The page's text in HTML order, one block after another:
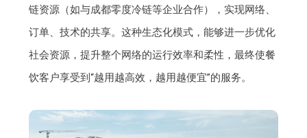
链资源（如与成都零度冷链等企业合作），实现网络、
订单、技术的共享。这种生态化模式，能够进一步优化
社会资源，提升整个网络的运行效率和柔性，最终使餐
饮客户享受到“越用越高效，越用越便宜”的服务。